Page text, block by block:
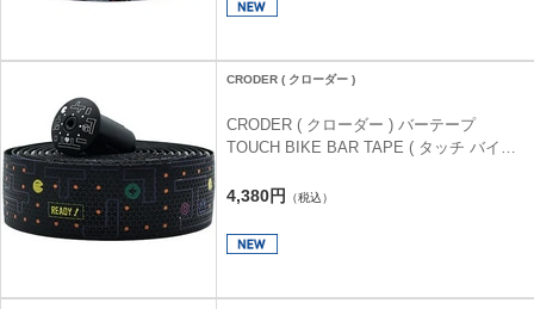
CRODER ( クローダー )
CRODER ( クローダー ) バーテープ
TOUCH BIKE BAR TAPE ( タッチ バイク
4,380円 （税込）